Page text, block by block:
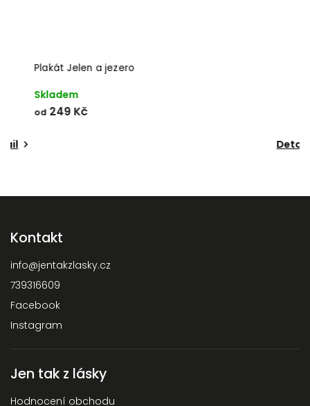
Plakát Jelen a jezero
Skladem
249 Kč
Detail
Kontakt
info@jentakzlasky.cz
739316609
Facebook
Instagram
Jen tak z lásky
Hodnocení obchodu